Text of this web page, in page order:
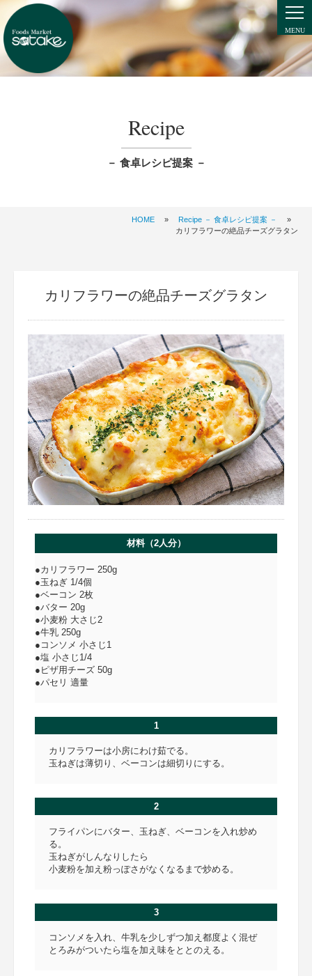
Recipe
－ 食卓レシピ提案 －
HOME » Recipe － 食卓レシピ提案 －
»
カリフラワーの絶品チーズグラタン
カリフラワーの絶品チーズグラタン
材料（2人分）
●カリフラワー 250g
●玉ねぎ 1/4個
●ベーコン 2枚
●バター 20g
●小麦粉 大さじ2
●牛乳 250g
●コンソメ 小さじ1
●塩 小さじ1/4
●ピザ用チーズ 50g
●パセリ 適量
1
カリフラワーは小房にわけ茹でる。
玉ねぎは薄切り、ベーコンは細切りにする。
2
フライパンにバター、玉ねぎ、ベーコンを入れ炒め
る。
玉ねぎがしんなりしたら
小麦粉を加え粉っぽさがなくなるまで炒める。
3
コンソメを入れ、牛乳を少しずつ加え都度よく混ぜ
とろみがついたら塩を加え味をととのえる。